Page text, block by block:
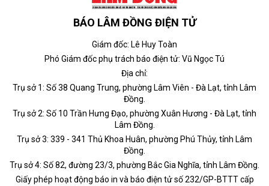
BÁO LÂM ĐỒNG ĐIỆN TỬ
Giám đốc: Lê Huy Toàn
Phó Giám đốc phụ trách báo điện tử: Vũ Ngọc Tú
Địa chỉ:
Trụ sở 1: Số 38 Quang Trung, phường Lâm Viên - Đà Lạt, tỉnh Lâm
Đồng.
Trụ sở 2: Số 10 Trần Hưng Đạo, phường Xuân Hương - Đà Lạt, tỉnh
Lâm Đồng.
Trụ sở 3: 339 - 341 Thủ Khoa Huân, phường Phú Thủy, tỉnh Lâm
Đồng.
Trụ sở 4: Số 82, đường 23/3, phường Bắc Gia Nghĩa, tỉnh Lâm Đồng.
Giấy phép hoạt động báo in và báo điện tử số 232/GP-BTTT cấp